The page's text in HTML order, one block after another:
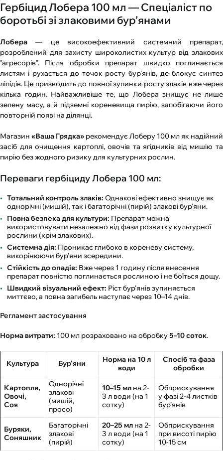
Гербіцид Лобера 100 мл — Спеціаліст по
боротьбі зі злаковими бур’янами
Лобера — це високоефективний системний препарат,
розроблений для захисту широколистих культур від злакових
"агресорів". Після обробки препарат швидко поглинається
листям і рухається до точок росту бур'янів, де блокує синтез
ліпідів. Це призводить до повної зупинки росту злаків вже через
кілька годин. Найважливіше те, що Лобера знищує не лише
зелену масу, а й підземні кореневища пирію, запобігаючи його
повторній появі на ділянці.
Магазин «Ваша Грядка» рекомендує Лоберу 100 мл як надійний
засіб для очищення картоплі, овочів та ягідників від мишію та
пирію без жодного ризику для культурних рослин.
Переваги гербіциду Лобера 100 мл:
Тотальний контроль злаків: Однакові ефективно знищує як
однорічні (мишій), так і багаторічні (пирій) злакові бур'яни.
Повна безпека для культури: Препарат можна
використовувати незалежно від фази розвитку культурної
рослини (крім злакових).
Системна дія: Проникає глибоко в кореневу систему,
викорінюючи бур'яни зсередини.
Стійкість до опадів: Вже через 1 годину після внесення
препарат повністю поглинається рослиною і не боїться дощу.
Швидкий візуальний ефект: Ріст бур'янів зупиняється
миттєво, а повна загибель наступає через 10–14 днів.
Регламент застосування
Норма витрати: 100 мл розраховано на обробку5–10 соток.
Культура Бур'яни
Норма на 10 л
води
Спосіб та фаза
обробки
Картопля,
Овочі,
Соя
Однорічні
злакові
(мишій,
просо)
10–15 мл на 2-
3 л води (на 1
сотку)
Обприскування
у фазі 2-4 листків
бур’янів
Буряки,
Соняшник
Багаторічні
злакові
(пирій)
20–25 мл на 2-
3 л води (на 1
сотку)
Обприскування
при висоті пирію
10-15 см